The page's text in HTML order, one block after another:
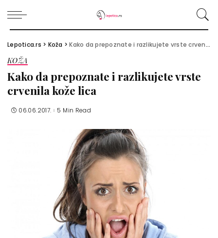
Lepotica.rs > Koža >Kako da prepoznate i razlikujete vrste crvenila kože lica
KOŽA
Kako da prepoznate i razlikujete vrste
crvenila kože lica
06.06.2017. 5 Min Read